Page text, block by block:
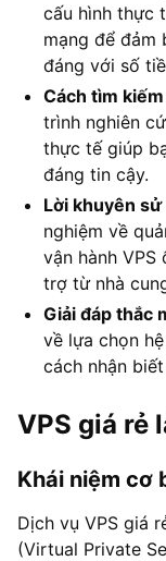
cấu hình thực
mạng để đảm
đáng với số
Cách tìm
trình nghiên
thực tế giúp
đáng tin cậy.
Lời khuyên
nghiệm về
vận hành
trợ từ nhà
Giải đáp thắc
về lựa chọn
cách nhận
VPS giá rẻ
Khái niệm cơ
Dịch vụ VPS giá
(Virtual Private